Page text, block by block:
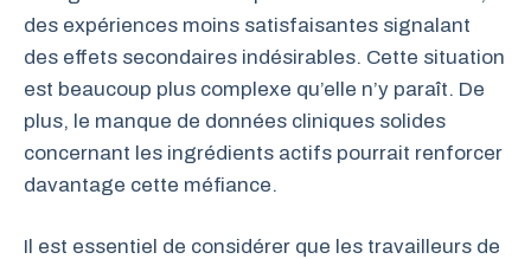
des expériences moins satisfaisantes signalant
des effets secondaires indésirables. Cette situation
est beaucoup plus complexe qu’elle n’y paraît. De
plus, le manque de données cliniques solides
concernant les ingrédients actifs pourrait renforcer
davantage cette méfiance.
Il est essentiel de considérer que les travailleurs de